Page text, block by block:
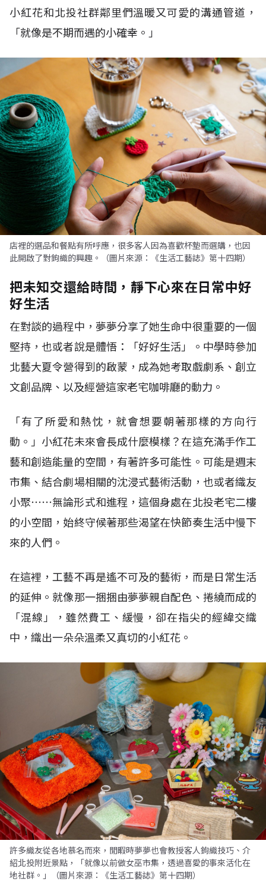
小紅花和北投社群鄰里們溫暖又可愛的溝通管道，
「就像是不期而遇的小確幸。」
店裡的選品和餐點有所呼應，很多客人因為喜歡杯墊而選購，也因
此開啟了對鉤織的興趣。（圖片來源：《生活工藝誌》第十四期）
把未知交還給時間，靜下心來在日常中好
好生活
在對談的過程中，夢夢分享了她生命中很重要的一個
堅持，也或者說是體悟：「好好生活」。中學時參加
北藝大夏令營得到的啟蒙，成為她考取戲劇系、創立
文創品牌、以及經營這家老宅咖啡廳的動力。
「有了所愛和熱忱，就會想要朝著那樣的方向行
動。」小紅花未來會長成什麼模樣？在這充滿手作工
藝和創造能量的空間，有著許多可能性。可能是週末
市集、結合劇場相關的沈浸式藝術活動，也或者織友
小聚⋯⋯無論形式和進程，這個身處在北投老宅二樓
的小空間，始終守候著那些渴望在快節奏生活中慢下
來的人們。
在這裡，工藝不再是遙不可及的藝術，而是日常生活
的延伸。就像那一捆捆由夢夢親自配色、捲繞而成的
「混線」，雖然費工、緩慢，卻在指尖的經緯交織
中，織出一朵朵溫柔又真切的小紅花。
許多織友從各地慕名而來，閒暇時夢夢也會教授客人鉤織技巧、介
紹北投附近景點，「就像以前做女巫市集，透過喜愛的事來活化在
地社群。」（圖片來源：《生活工藝誌》第十四期）